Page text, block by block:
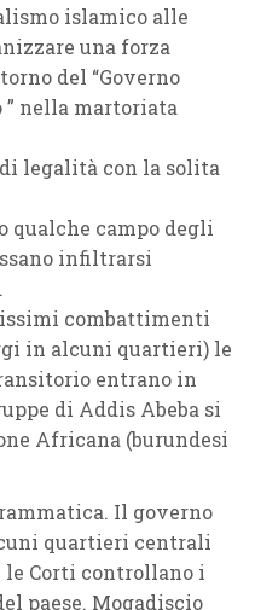
islamico alle
una forza
del “Governo
” nella martoriata
legalità con la solita
qualche campo degli
infiltrarsi
combattimenti
in alcuni quartieri) le
entrano in
di Addis Abeba si
Africana (burundesi
Il governo
quartieri centrali
le Corti controllano i
paese. Mogadiscio